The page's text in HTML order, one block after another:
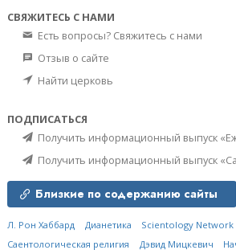
СВЯЖИТЕСЬ С НАМИ
Есть вопросы? Свяжитесь с нами
Отзыв о сайте
Найти церковь
ПОДПИСАТЬСЯ
Получить информационный выпуск
Получить информационный выпуск
Близкие по содержанию сайты
Л. Рон Хаббард Дианетика
Scientology Network
Саентологическая религия
Дэвид Мицкевич